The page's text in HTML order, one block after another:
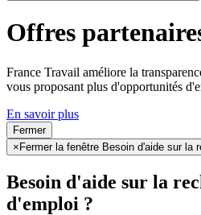
Offres
France Travail améliore la
vous proposant plus d'opportunités
En savoir plus
Fermer
× Fermer la fenêtre Besoin d'aide sur la
Besoin d'aide sur la
d'emploi ?